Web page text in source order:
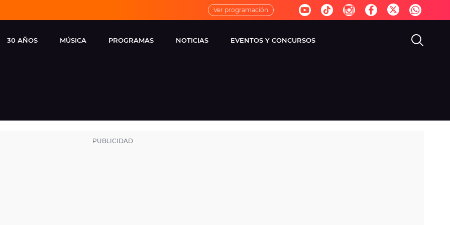
Ver programación
30 AÑOS MÚSICA
FM
PROGRAMAS
VIRALES
NOTICIAS EVENTOS Y CONCURSOS